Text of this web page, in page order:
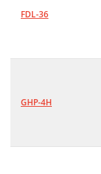
FDL-36
GHP-4H